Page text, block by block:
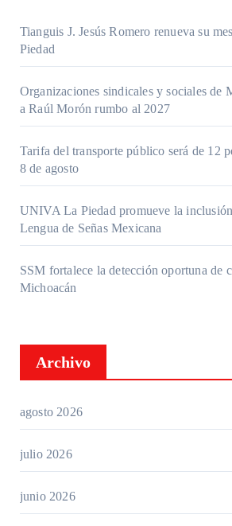
Tianguis J. Jesús Romero renueva su
Piedad
Organizaciones sindicales y sociales de
a Raúl Morón rumbo al 2027
Tarifa del transporte público será de 12
8 de agosto
UNIVA La Piedad promueve la
Lengua de Señas Mexicana
SSM fortalece la detección oportuna de
Michoacán
Archivo
agosto 2026
julio 2026
junio 2026